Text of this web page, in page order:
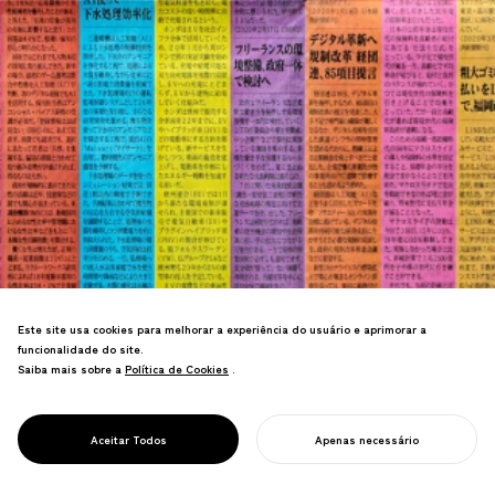
FESTIVAL NIKKEI
SDGS
mídia no apoio a iniciativas sociais
corporativas.
Este site usa cookies para melhorar a experiência do usuário e aprimorar a
funcionalidade do site.
Saiba mais sobre a Política de Cookies
Política de Cookies .
Aceitar Todos Apenas necessário